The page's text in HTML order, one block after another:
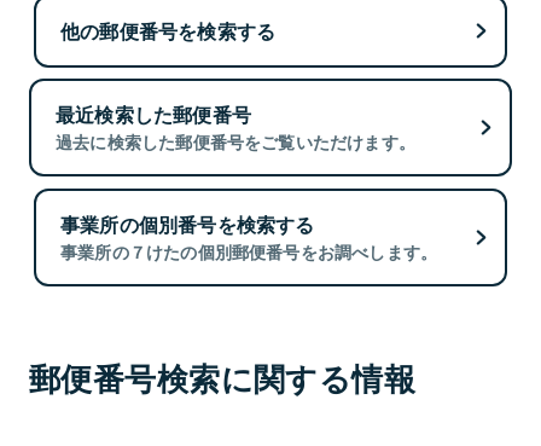
他の郵便番号を検索する
最近検索した郵便番号
過去に検索した郵便番号をご覧いただけます。
事業所の個別番号を検索する
事業所の７けたの個別郵便番号をお調べします。
郵便番号検索に関する情報